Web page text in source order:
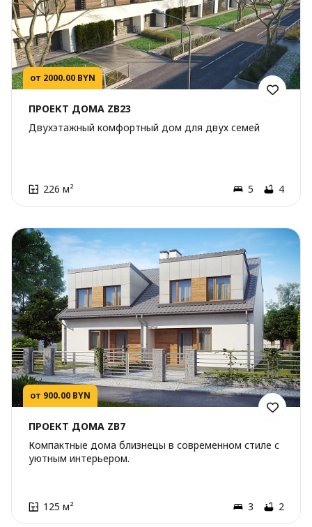
от 2000.00 BYN
ПРОЕКТ ДОМА ZB23
Двухэтажный комфортный дом для двух семей
226 м² 5 4
от 900.00 BYN
ПРОЕКТ ДОМА ZB7
Компактные дома близнецы в современном стиле с
уютным интерьером.
125 м² 3 2